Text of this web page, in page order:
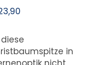
in